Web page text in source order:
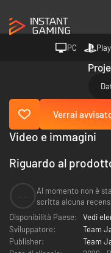
PC
Verrai
Riguardo al
Al momento non è
scritta alcuna
Disponibilità Paese:
Vedi
Sviluppatore:
Team
Publisher:
Team
Video e immagini